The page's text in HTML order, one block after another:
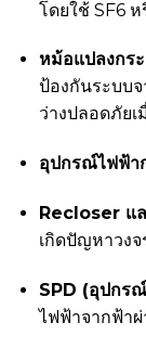
โดยใช้ SF6
หม้อแปลงกร
ป้องกันระบบ
ว่างปลอดภัยเ
อุปกรณ์ไฟฟ้า
Recloser แ
เกิดปัญหาวง
SPD (อุปกร
ไฟฟ้าจากฟ้า